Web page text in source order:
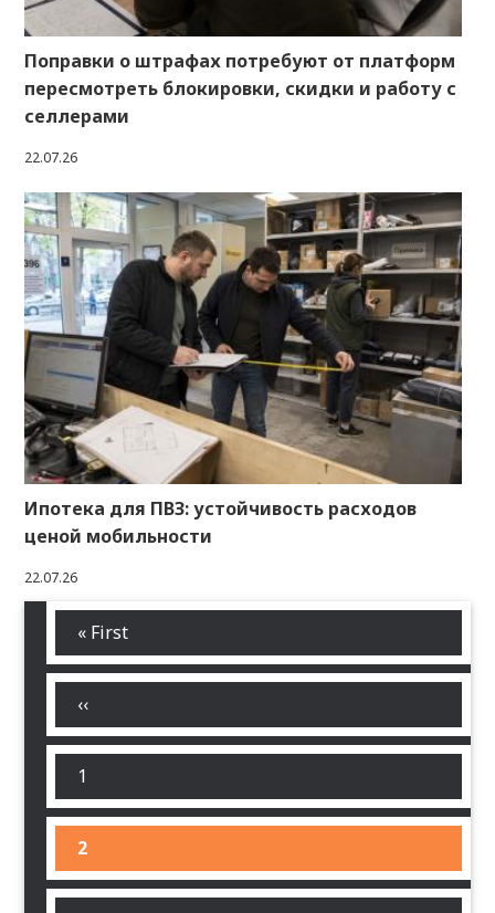
Поправки о штрафах потребуют от платформ
пересмотреть блокировки, скидки и работу с
селлерами
22.07.26
Ипотека для ПВЗ: устойчивость расходов
ценой мобильности
22.07.26
Нумерация
страниц
Первая
страница
« First
←
‹‹
Страница
1
Текущая
страница
2